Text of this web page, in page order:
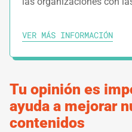
IMPRIMIR RUTA
Tu opinión es
ayuda a mejorar
contenidos
VER MÁS INFORMACIÓN